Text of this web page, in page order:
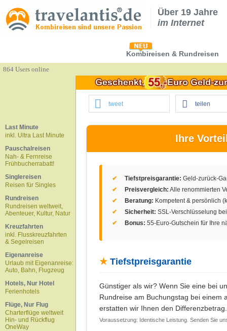
Über 19 Jahre
im Internet
Kombireisen & Rundreisen
864 Users online
tweet teilen
Last Minute
inkl. Ultra Last Minute
Pauschalreisen
Nah- & Fernreise
Frühbucherrabatt!
Singlereisen
Reisen für Singles
Rundreisen
Rundreisen weltweit,
Abenteuer, Kultur, Natur
Kreuzfahrten
inkl. Flusskreuzfahrten
& Segelreisen
Eigenanreise
Urlaub mit Eigenanreise:
Auto, Bahn, Flugzeug
Hotels, Nur Hotel
Ferienhotels
Flüge, Nur Flug
Charterflüge weltweit
Hin- und Rückflug
OneWay
Ihre
✔ Tiefstpreisgarantie: Geld-zurück-
✔
Preisvergleich: Alle renommierten
✔
Beratung: Kompetent & persönlich
✔
Sicherheit: SSL-Verschlüsselung
✔
Bonus: 55-Euro-Gutschein für Ihre
★ Tiefstpreisgarantie
Günstiger als wir? Wenn Sie eine bei
Rundreise am Buchungstag bei einem
erstatten wir Ihnen den Differenzbetrag.
Voraussetzung: Identische Leistung. Senden Sie